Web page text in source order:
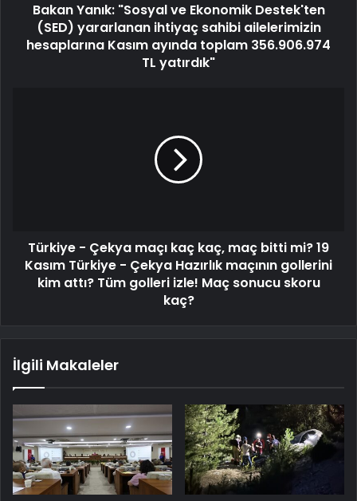
Bakan Yanık: "Sosyal ve Ekonomik Destek'ten
(SED) yararlanan ihtiyaç sahibi ailelerimizin
hesaplarına Kasım ayında toplam 356.906.974
TL yatırdık"
Türkiye - Çekya maçı kaç kaç, maç bitti mi? 19
Kasım Türkiye - Çekya Hazırlık maçının gollerini
kim attı? Tüm golleri izle! Maç sonucu skoru
kaç?
İlgili Makaleler